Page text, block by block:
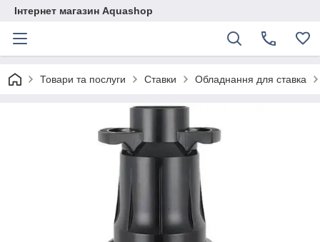
Інтернет магазин Aquashop
Товари та послуги Ставки Обладнання для ставка